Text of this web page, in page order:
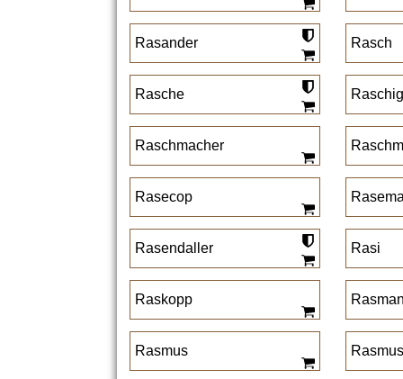
Rasander Rasch
Rasche Raschig
Raschmacher
Rasecop
Rasendaller Rasi
Raskopp
Rasmus